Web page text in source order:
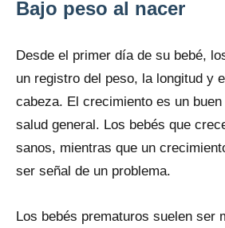
Bajo peso al nacer
Desde el primer día de su bebé,
un registro del peso, la longitud y
cabeza. El crecimiento es un
salud general. Los bebés que
sanos, mientras que un
ser señal de un problema.
Los bebés prematuros suelen ser